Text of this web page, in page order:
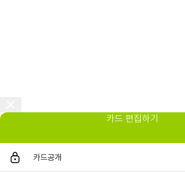
카드 편집하기
카드공개